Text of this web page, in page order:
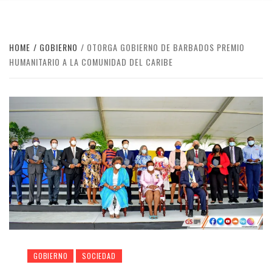
HOME GOBIERNO
OTORGA GOBIERNO DE BARBADOS PREMIO
HUMANITARIO A LA COMUNIDAD DEL CARIBE
GOBIERNO SOCIEDAD